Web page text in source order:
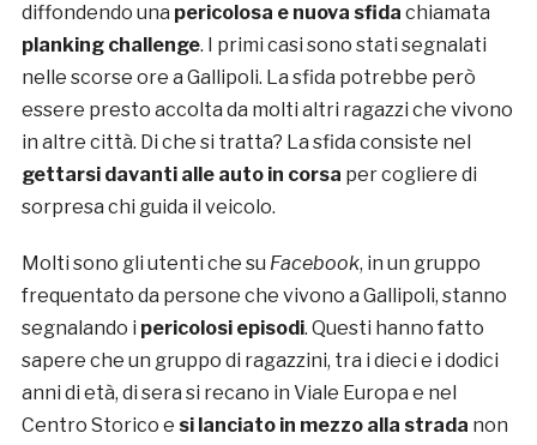
diffondendo una pericolosa e nuova sfida chiamata
planking challenge. I primi casi sono stati segnalati
nelle scorse ore a Gallipoli. La sfida potrebbe però
essere presto accolta da molti altri ragazzi che vivono
in altre città. Di che si tratta? La sfida consiste nel
gettarsi davanti alle auto in corsa per cogliere di
sorpresa chi guida il veicolo.
Molti sono gli utenti che su Facebook, in un gruppo
frequentato da persone che vivono a Gallipoli, stanno
segnalando i pericolosi episodi. Questi hanno fatto
sapere che un gruppo di ragazzini, tra i dieci e i dodici
anni di età, di sera si recano in Viale Europa e nel
Centro Storico e si lanciato in mezzo alla strada non